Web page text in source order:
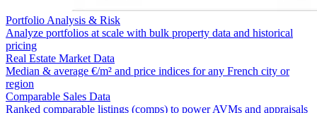
Portfolio Analysis & Risk
Analyze portfolios at scale with bulk property data and historical
pricing
Real Estate Market Data
Median & average €/m² and price indices for any French city or
region
Comparable Sales Data
Ranked comparable listings (comps) to power AVMs and appraisals